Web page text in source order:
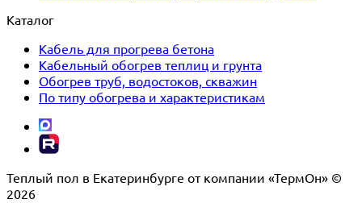
Каталог
Кабель для прогрева бетона
Кабельный обогрев теплиц и грунта
Обогрев труб, водостоков, скважин
По типу обогрева и характеристикам
Теплый пол в Екатеринбурге от компании «ТермОн» ©
2026